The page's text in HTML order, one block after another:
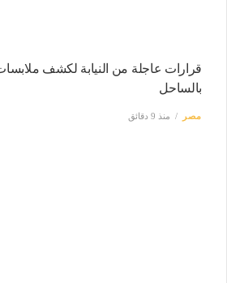
قرارات عاجلة من النيابة لكشف ملابسات
بالساحل
مصر منذ 9 دقائق